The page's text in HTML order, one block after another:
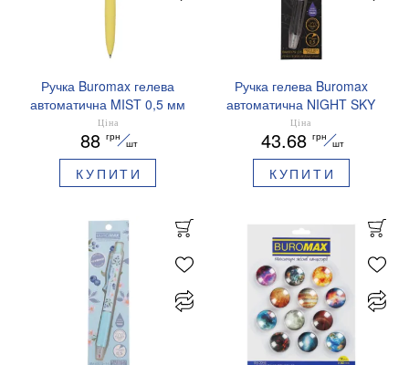
Ручка Buromax гелева
автоматична MIST 0,5 мм
сині чорнила BM.83103
Ціна
88 грн
шт
КУПИТИ
Ручка гелева Buromax
автоматична NIGHT SKY
ZODIAC 0.5 мм
ароматизований грип синє
чорнило BM.8379-01
Ціна
43.68 грн
шт
КУПИТИ